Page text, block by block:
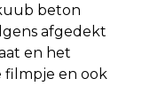
beton
afgedekt
en het
filmpje en ook